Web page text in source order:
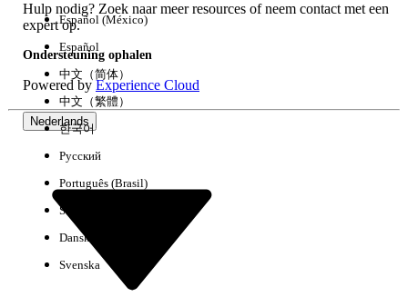
Alles wissen Gereed
Geen resultaten
Hulp nodig? Zoek naar meer resources of neem contact met een
expert op.
Ondersteuning ophalen
Powered byExperience Cloud
Nederlands
Español (México)
Español
中文（简体）
中文（繁體）
한국어
Русский
Português (Brasil)
Suomi
Dansk
Svenska